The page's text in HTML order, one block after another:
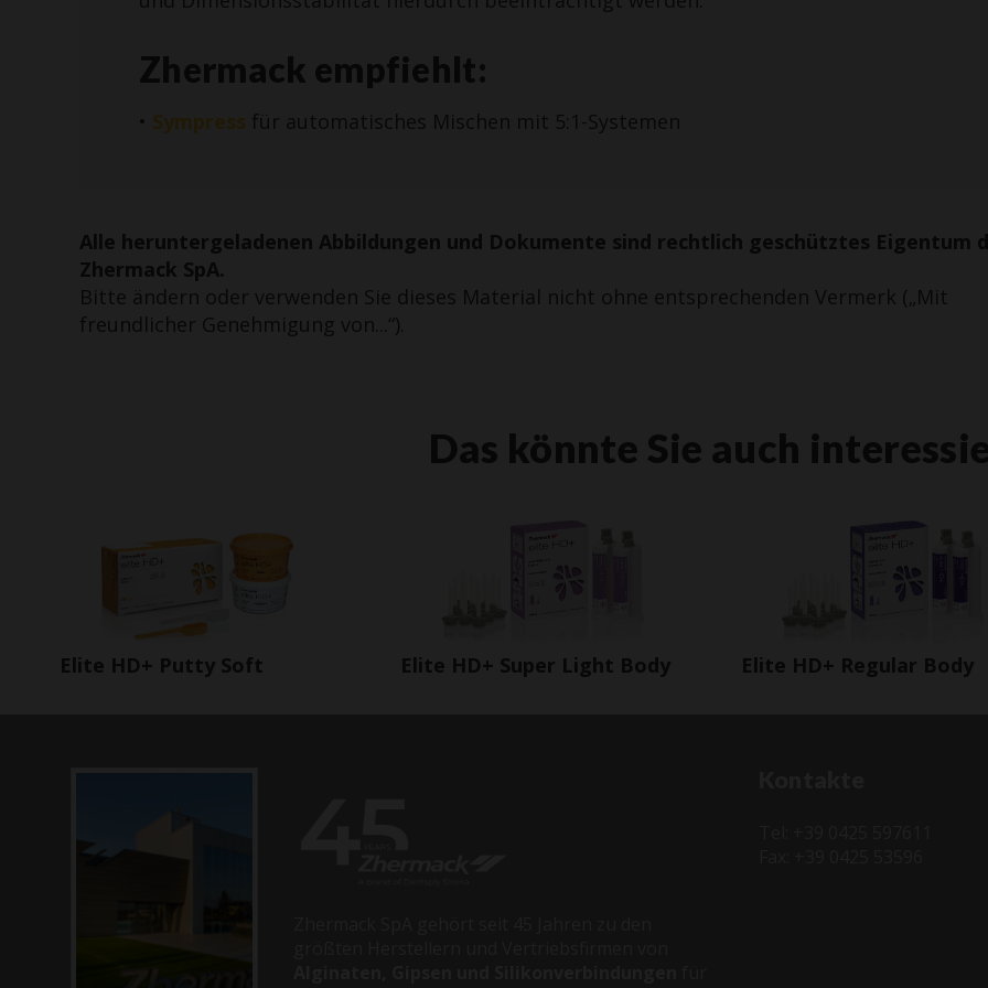
Zhermack empfiehlt:
• Sympress für automatisches Mischen mit 5:1-Systemen
Alle heruntergeladenen Abbildungen und Dokumente sind rechtlich geschütztes Eigentum
Zhermack SpA.
Bitte ändern oder verwenden Sie dieses Material nicht ohne entsprechenden Vermerk („Mit
freundlicher Genehmigung von...“).
Das könnte Sie auch
Elite HD+ Putty Soft Elite HD+ Super Light Body Elite HD+ Regular Body